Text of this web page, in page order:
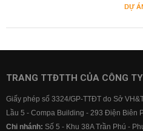
DỰ
TRANG TTĐTTH CỦA CÔNG
Giấy phép số 3324/GP-TTĐT do Sở
Lầu 5 - Compa Building - 293 Điện Biên
Chi nhánh: Số 5 - Khu 38A Trần Phú -